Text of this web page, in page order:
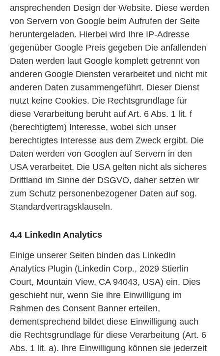
ansprechenden Design der Website. Diese werden
von Servern von Google beim Aufrufen der Seite
heruntergeladen. Hierbei wird Ihre IP-Adresse
gegenüber Google Preis gegeben Die anfallenden
Daten werden laut Google komplett getrennt von
anderen Google Diensten verarbeitet und nicht mit
anderen Daten zusammengeführt. Dieser Dienst
nutzt keine Cookies. Die Rechtsgrundlage für
diese Verarbeitung beruht auf Art. 6 Abs. 1 lit. f
(berechtigtem) Interesse, wobei sich unser
berechtigtes Interesse aus dem Zweck ergibt. Die
Daten werden von Googlen auf Servern in den
USA verarbeitet. Die USA gelten nicht als sicheres
Drittland im Sinne der DSGVO, daher setzen wir
zum Schutz personenbezogener Daten auf sog.
Standardvertragsklauseln.
4.4 LinkedIn Analytics
Einige unserer Seiten binden das LinkedIn
Analytics Plugin (Linkedin Corp., 2029 Stierlin
Court, Mountain View, CA 94043, USA) ein. Dies
geschieht nur, wenn Sie ihre Einwilligung im
Rahmen des Consent Banner erteilen,
dementsprechend bildet diese Einwilligung auch
die Rechtsgrundlage für diese Verarbeitung (Art. 6
Abs. 1 lit. a). Ihre Einwilligung können sie jederzeit